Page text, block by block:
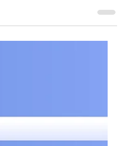
2 min de leitura